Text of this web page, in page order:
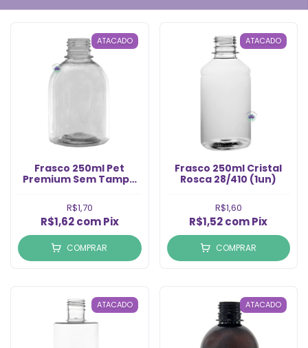
ATACADO
Frasco 250ml Pet
Premium Sem Tampa
R$1,70
R$1,62com Pix
COMPRAR
ATACADO
Frasco 250ml Cristal
Rosca 28/410 (1un)
R$1,60
R$1,52comPix
COMPRAR
ATACADO ATACADO